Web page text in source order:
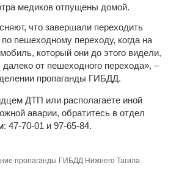
медиков отпущены домой.
что завершали переходить
пешеходному переходу, когда на
который они до этого видели,
от пешеходного перехода», –
пропаганды ГИБДД.
ДТП или располагаете иной
аварии, обратитесь в отдел
47-70-01 и 97-65-84.
пропаганды ГИБДД Нижнего Тагила